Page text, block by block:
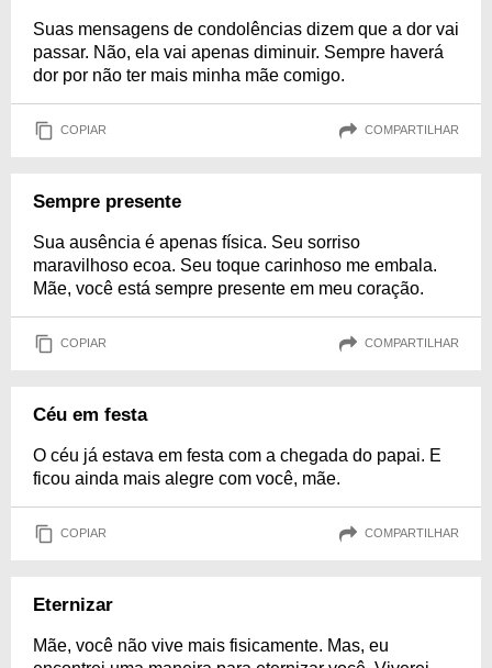
Suas mensagens de condolências dizem que a dor vai
passar. Não, ela vai apenas diminuir. Sempre haverá
dor por não ter mais minha mãe comigo.
COPIAR COMPARTILHAR
Sempre presente
Sua ausência é apenas física. Seu sorriso
maravilhoso ecoa. Seu toque carinhoso me embala.
Mãe, você está sempre presente em meu coração.
COPIAR COMPARTILHAR
Céu em festa
O céu já estava em festa com a chegada do papai. E
ficou ainda mais alegre com você, mãe.
COPIAR COMPARTILHAR
Eternizar
Mãe, você não vive mais fisicamente. Mas, eu